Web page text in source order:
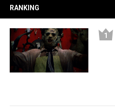
RANKING